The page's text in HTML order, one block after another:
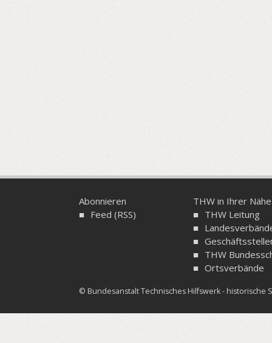
Abonnieren
Feed (RSS)
THW in Ihrer Nähe
THW Leitung
THW
Ortsverbände
© Bundesanstalt Technisches Hilfswerk - historische